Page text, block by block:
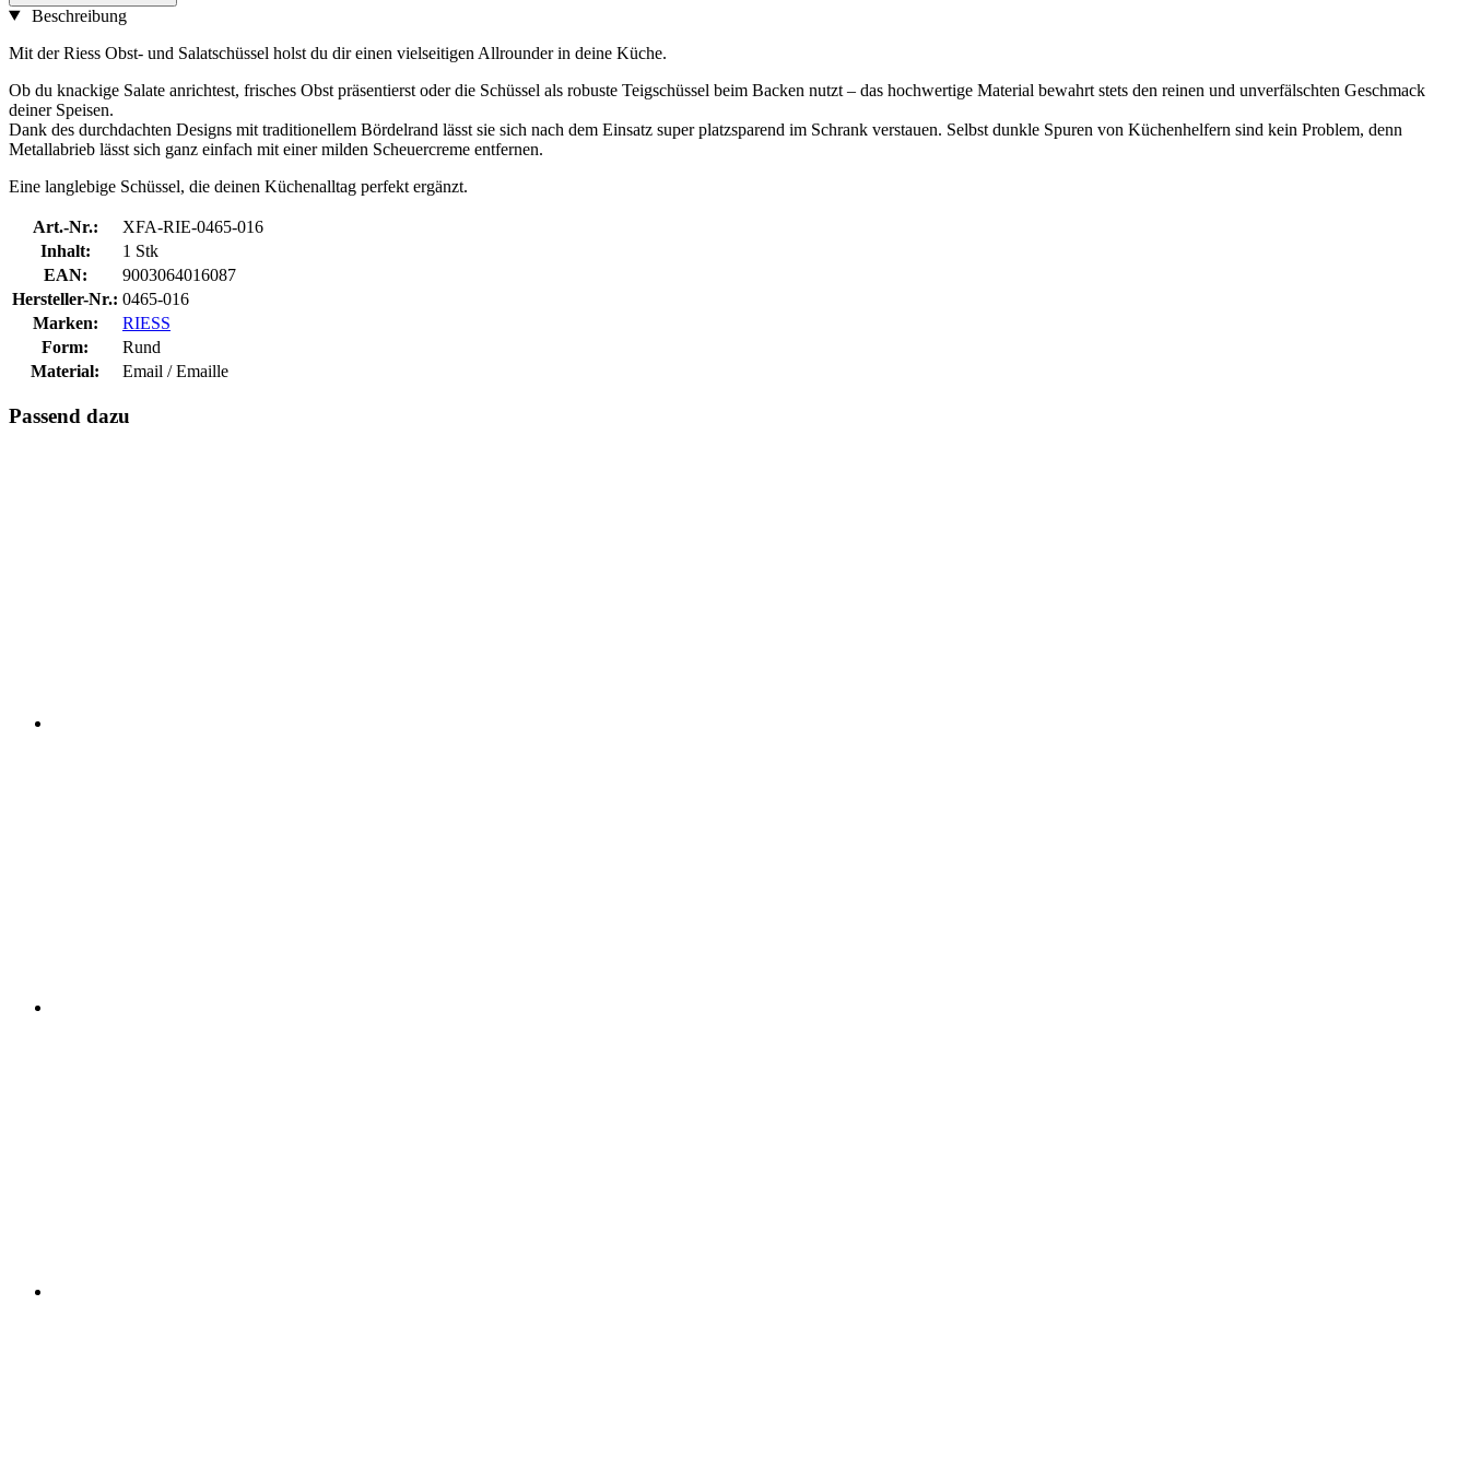
Beschreibung
Mit der Riess Obst- und Salatschüssel holst du dir einen vielseitigen Allrounder in deine Küche.
Ob du knackige Salate anrichtest, frisches Obst präsentierst oder die Schüssel als robuste Teigschüssel beim Backen nutzt – das hochwertige Material bewahrt stets den reinen und unverfälschten Geschmack
deiner Speisen.
Dank des durchdachten Designs mit traditionellem Bördelrand lässt sie sich nach dem Einsatz super platzsparend im Schrank verstauen. Selbst dunkle Spuren von Küchenhelfern sind kein Problem, denn
Metallabrieb lässt sich ganz einfach mit einer milden Scheuercreme entfernen.
Eine langlebige Schüssel, die deinen Küchenalltag perfekt ergänzt.
Art.-Nr.:
XFA-RIE-0465-016
Inhalt:
1 Stk
EAN:
9003064016087
Hersteller-Nr.: 0465-016
Marken:
RIESS
Form:
Rund
Material:
Email / Emaille
Passend dazu